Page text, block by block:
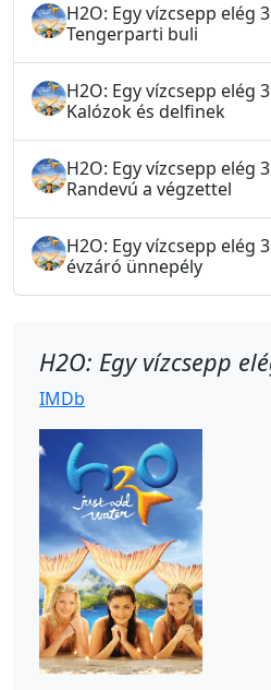
H2O: Egy vízcsepp elég
Tengerparti buli
H2O: Egy vízcsepp elég
Kalózok és delfinek
H2O: Egy vízcsepp elég
Randevú a végzettel
H2O: Egy vízcsepp elég
évzáró ünnepély
H2O: Egy vízcsepp
IMDb